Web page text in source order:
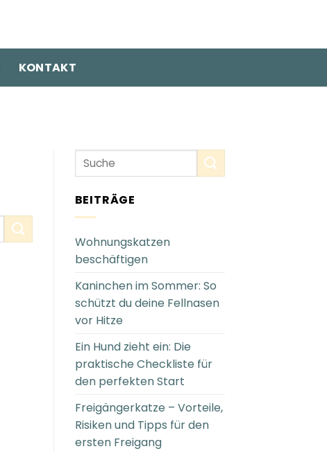
KONTAKT
BEITRÄGE
Wohnungskatzen
beschäftigen
Kaninchen im Sommer: So
schützt du deine Fellnasen
vor Hitze
Ein Hund zieht ein: Die
praktische Checkliste für
den perfekten Start
Freigängerkatze – Vorteile,
Risiken und Tipps für den
ersten Freigang